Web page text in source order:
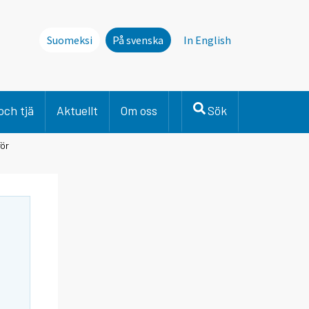
Suomeksi På svenska In English
tjä Aktuellt Om oss Sök